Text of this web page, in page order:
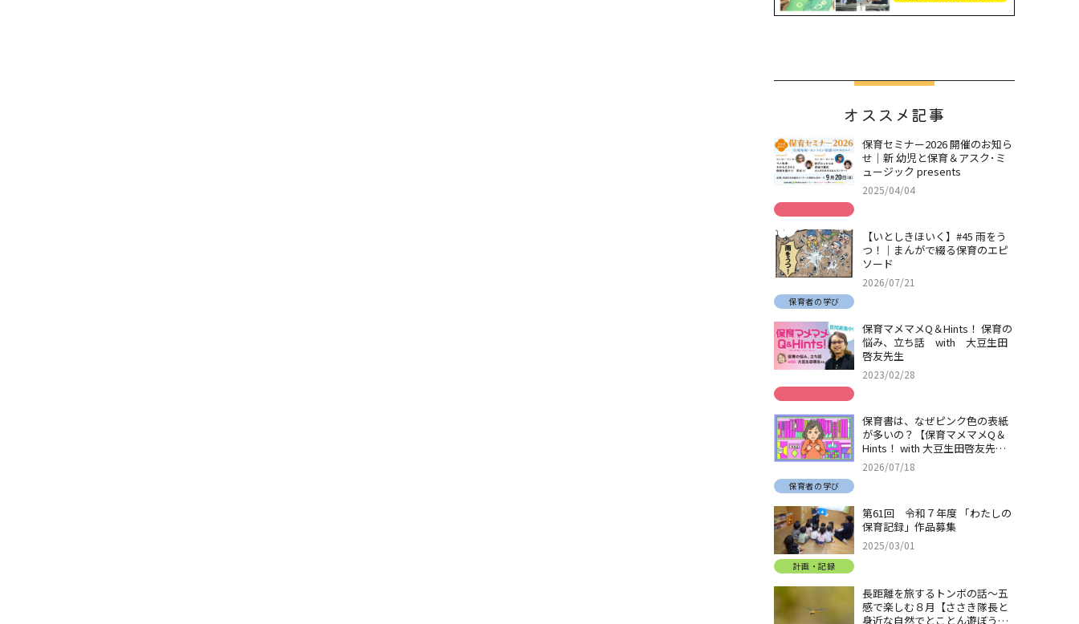
オススメ記事
保育セミナー2026 開催のお知ら
せ｜新 幼児と保育＆アスク･ミ
ュージック presents
2025/04/04
【いとしきほいく】#45 雨をう
つ！｜まんがで綴る保育のエピ
ソード
2026/07/21
保育者の学び
保育マメマメQ＆Hints！ 保育の
悩み、立ち話 with 大豆生田
啓友先生
2023/02/28
保育書は、なぜピンク色の表紙
が多いの？【保育マメマメQ＆
Hints！ with 大豆生田啓友先
生】
2026/07/18
保育者の学び
第61回 令和７年度 「わたしの
保育記録」作品募集
2025/03/01
計画・記録
長距離を旅するトンボの話～五
感で楽しむ８月【ささき隊長と
身近な自然でとことん遊ぼう！